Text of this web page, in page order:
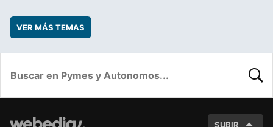
VER MÁS TEMAS
SUBIR